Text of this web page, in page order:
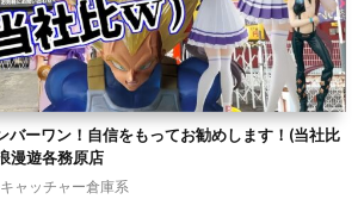
バーワン！自信をもってお勧めします！(当社比
漫遊各務原店
ャッチャー倉庫系